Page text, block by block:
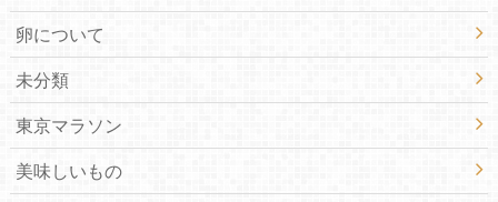
卵について
未分類
東京マラソン
美味しいもの